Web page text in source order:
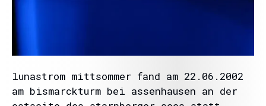
lunastrom mittsommer fand am 22.06.2002
am bismarckturm bei assenhausen an der